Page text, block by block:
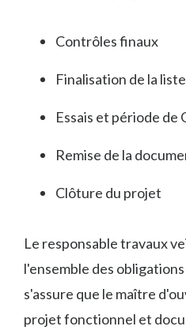
Contrôles finaux
Finalisation de la
Essais et période de
Remise de la
Clôture du projet
Le responsable travaux
l'ensemble des
s'assure que le maître
projet fonctionnel et